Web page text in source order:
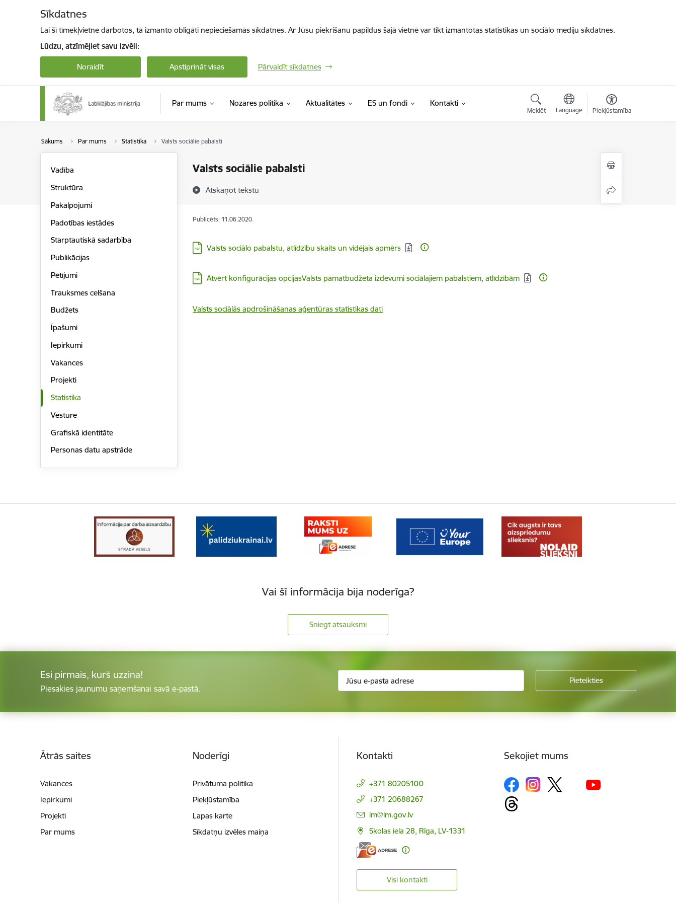
Sīkdatnes
Lai šī tīmekļvietne darbotos, tā izmanto obligāti nepieciešamās sīkdatnes. Ar Jūsu piekrišanu papildus šajā vietnē var tikt izmantotas statistikas un sociālo mediju sīkdatnes.
Lūdzu, atzīmējiet savu izvēli:
Noraidīt Apstiprināt visas Pārvaldīt sīkdatnes
Par mums Nozares politika Aktualitātes ES un fondi Kontakti
Meklēt Language Piekļūstamība
Sākums Par mums Statistika Valsts sociālie pabalsti
Valsts sociālie pabalsti
Atskaņot tekstu
Vadība
Struktūra
Pakalpojumi
Padotības iestādes
Starptautiskā sadarbība
Publikācijas
Pētījumi
Trauksmes celšana
Budžets
Īpašumi
Iepirkumi
Vakances
Projekti
Statistika
Vēsture
Grafiskā identitāte
Personas datu apstrāde
Publicēts: 11.06.2020.
Lejupielādēt:
Valsts sociālo pabalstu, atlīdzību skaits un vidējais apmērs
Lejupielādēt:
Atvērt konfigurācijas opcijasValsts pamatbudžeta izdevumi sociālajiem pabalstiem, atlīdzībām
Valsts sociālās apdrošināšanas aģentūras statistikas dati
Vai šī informācija bija noderīga?
Sniegt atsauksmi
Esi pirmais, kurš uzzina!
Piesakies jaunumu saņemšanai savā e-pastā.
Ātrās saites
Vakances
Iepirkumi
Projekti
Par mums
Noderīgi
Privātuma politika
Piekļūstamība
Lapas karte
Sīkdatņu izvēles maiņa
Kontakti
+371 80205100
+371 20688267
E-pasts:
lm@lm.gov.lv
Skolas iela 28, Rīga, LV-1331
Visi kontakti
Sekojiet mums